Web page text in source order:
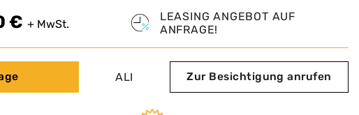
€ + MwSt.
LEASING ANGEBOT AUF
ANFRAGE!
ALI Zur Besichtigung anrufen